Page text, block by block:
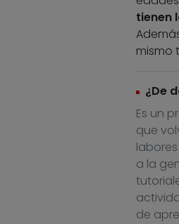
tienen
mismo
¿De
Es un
que
a la
de